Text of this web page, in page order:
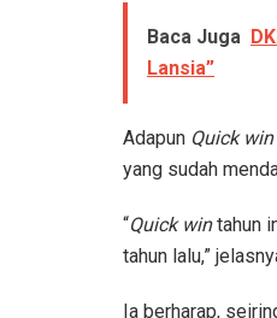
Baca Juga
Lansia”
Adapun Quick win
yang sudah
“Quick wintahun
tahun lalu,”
Ia berharap,